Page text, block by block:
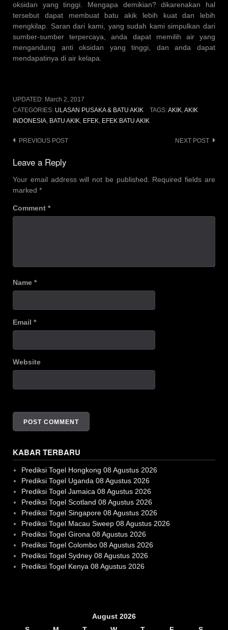
oksidan yang tinggi. Mengapa demikian? dikarenakan hal
tersebut dapat membuat batu akik lebih kuat dan lebih
mengkilap. Saran dari kami, yang sudah kami simpulkan dari
sumber-sumber terpercaya, anda dapat memilih air yang
mengandung anti oksidan yang tinggi, dan anda dapat
mendapatinya di air kelapa.
UPDATED: March 2, 2017
CATEGORIES: ULASAN PUSAKA & BATU AKIK TAGS:AKIK,AKIK
INDONESIA, BATU AKIK, EFEK, EFEK BATU AKIK
Post
navigation
PREVIOUS POST NEXT POST
Leave a Reply
Your email address will not be published.
Required fields are
marked *
Comment *
Name *
Email *
Website
KABAR TERBARU
Prediksi Togel Hongkong 08 Agustus 2026
Prediksi Togel Uganda 08 Agustus 2026
Prediksi Togel Jamaica 08 Agustus 2026
Prediksi Togel Scotland 08 Agustus 2026
Prediksi Togel Singapore 08 Agustus 2026
Prediksi Togel Macau Sweep 08 Agustus 2026
Prediksi Togel Girona 08 Agustus 2026
Prediksi Togel Colombo 08 Agustus 2026
Prediksi Togel Sydney 08 Agustus 2026
Prediksi Togel Kenya 08 Agustus 2026
August 2026